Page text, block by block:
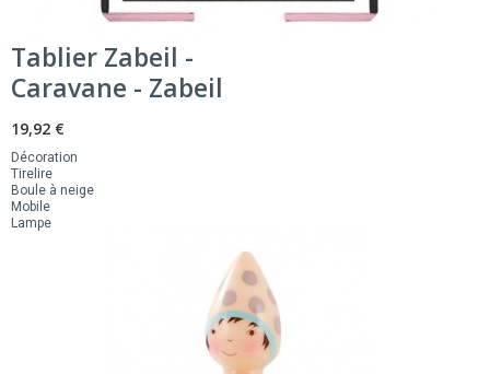
Tablier Zabeil -
Caravane - Zabeil
19,92 €
Décoration
Tirelire
Boule à neige
Mobile
Lampe